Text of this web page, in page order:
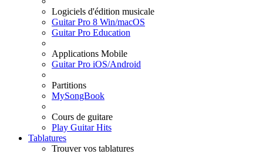
Logiciels d'édition musicale
Guitar Pro 8 Win/macOS
Guitar Pro Education
Applications Mobile
Guitar Pro iOS/Android
Partitions
MySongBook
Cours de guitare
Play Guitar Hits
Tablatures
Trouver vos tablatures